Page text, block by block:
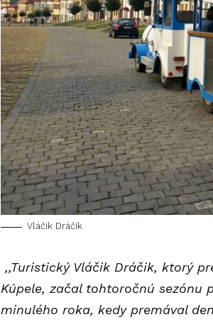
Vláčik Dráčik
,,Turistický Vláčik Dráčik, ktorý
Kúpele, začal tohtoročnú sezónu
minulého roka, kedy premával